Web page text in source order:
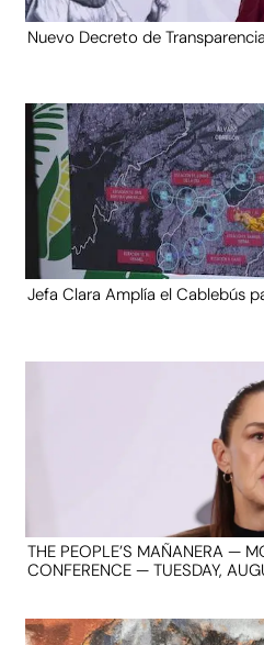
Nuevo Decreto de
Jefa Clara Amplía el Cablebús
THE PEOPLE’S MAÑANERA —
CONFERENCE — TUESDAY,